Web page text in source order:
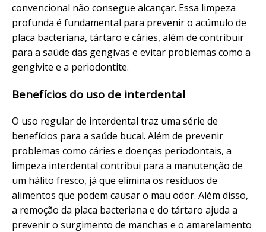
convencional não consegue alcançar. Essa limpeza
profunda é fundamental para prevenir o acúmulo de
placa bacteriana, tártaro e cáries, além de contribuir
para a saúde das gengivas e evitar problemas como a
gengivite e a periodontite.
Benefícios do uso de interdental
O uso regular de interdental traz uma série de
benefícios para a saúde bucal. Além de prevenir
problemas como cáries e doenças periodontais, a
limpeza interdental contribui para a manutenção de
um hálito fresco, já que elimina os resíduos de
alimentos que podem causar o mau odor. Além disso,
a remoção da placa bacteriana e do tártaro ajuda a
prevenir o surgimento de manchas e o amarelamento